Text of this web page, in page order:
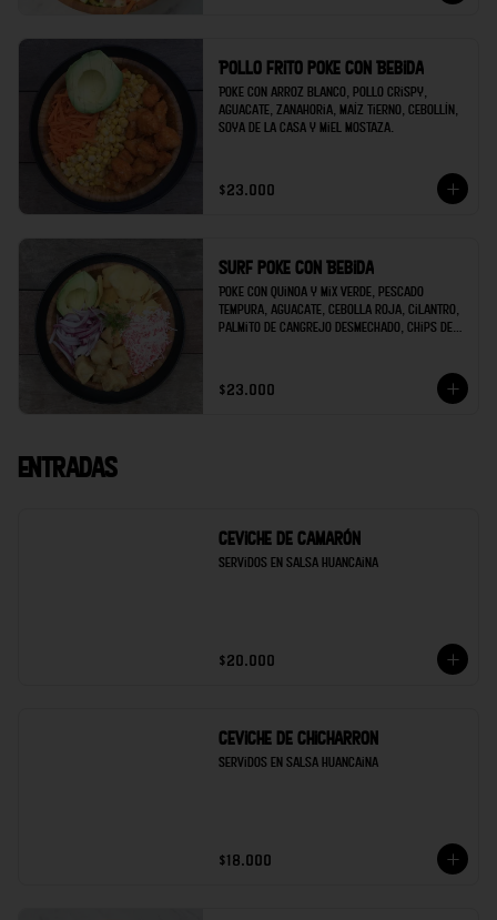
Pollo frito poke con Bebida
Poke con arroz blanco, pollo crispy,
aguacate, zanahoria, maíz tierno, cebollín,
soya de la casa y miel mostaza.
$23.000
Surf poke con Bebida
Poke con quinoa y mix verde, pescado
tempura, aguacate, cebolla roja, cilantro,
palmito de cangrejo desmechado, chips de
$23.000
Entradas
Ceviche de Camarón
Servidos en salsa Huancaina
$20.000
Ceviche de Chicharron
Servidos en salsa Huancaina
$18.000